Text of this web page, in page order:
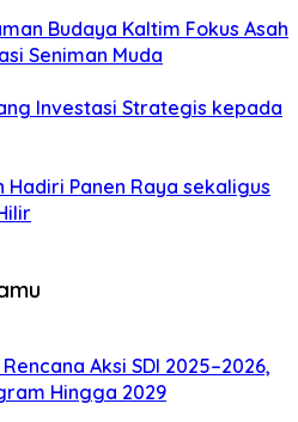
Budaya Kaltim Fokus Asah
Seniman Muda
Investasi Strategis kepada
Hadiri Panen Raya sekaligus
Aksi SDI 2025–2026,
Hingga 2029